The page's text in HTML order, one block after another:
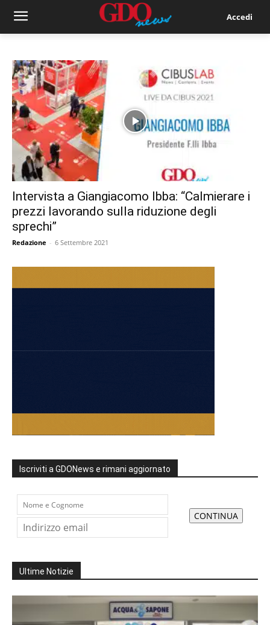
Accedi
Intervista a Giangiacomo Ibba: “Calmierare i
prezzi lavorando sulla riduzione degli
sprechi”
Redazione - 6 Settembre 2021
Iscriviti a GDONews e rimani aggiornato
Ultime Notizie